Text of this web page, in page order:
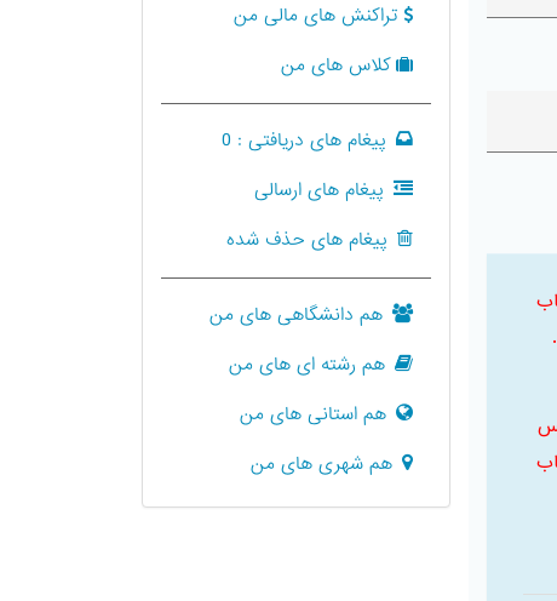
تراکنش های مالی من
کلاس های من
پیغام های دریافتی : 0
پیغام های ارسالی
پیغام های حذف شده
هم دانشگاهی های من
هم رشته ای های من
هم استانی های من
هم شهری های من